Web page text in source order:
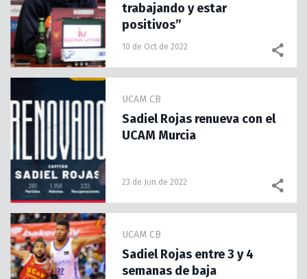
trabajando y estar
positivos”
10 de Oct de 2022
UCAM CB
Sadiel Rojas renueva con el
UCAM Murcia
23 de Jun de 2022
UCAM CB
Sadiel Rojas entre 3 y 4
semanas de baja